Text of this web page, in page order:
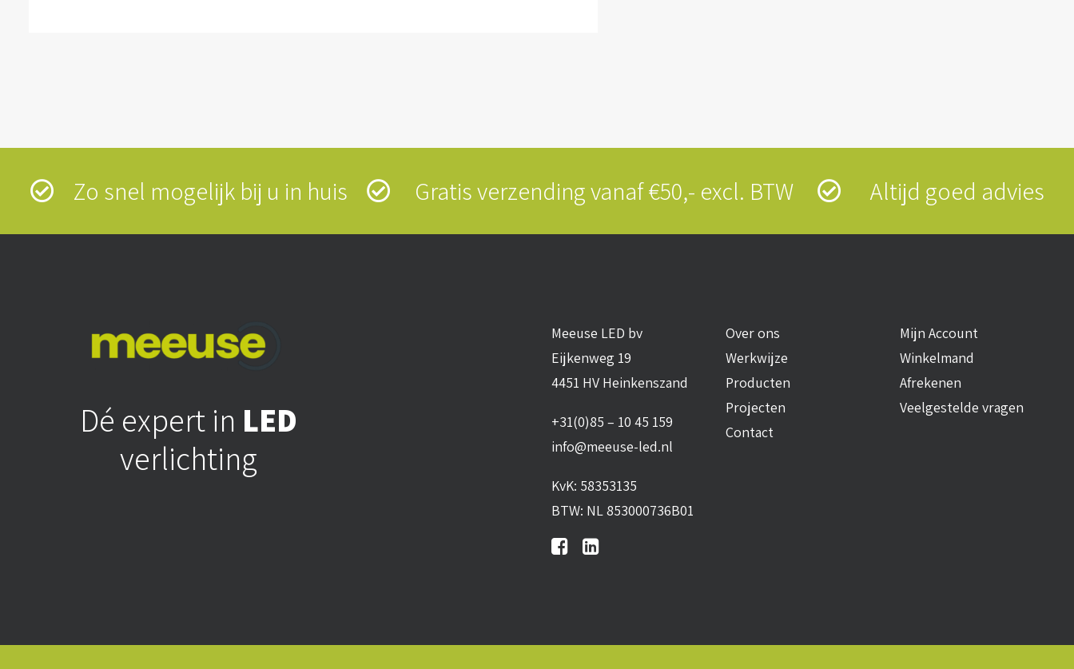
Zo snel mogelijk bij u in huis Gratis verzending vanaf €50,- excl. BTW Altijd goed advies
Dé expert in LED
verlichting
Meeuse LED bv
Eijkenweg 19
4451 HV Heinkenszand
+31(0)85 – 10 45 159
info@meeuse-led.nl
KvK: 58353135
BTW: NL 853000736B01
Over ons
Werkwijze
Producten
Projecten
Contact
Mijn Account
Winkelmand
Afrekenen
Veelgestelde vragen